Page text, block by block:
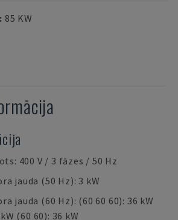
: 85 KW
400 V / 3 fāzes / 50 Hz
jauda (50 Hz): 3 kW
jauda (60 Hz): (60 60 60): 36 kW
(60 60): 36 kW